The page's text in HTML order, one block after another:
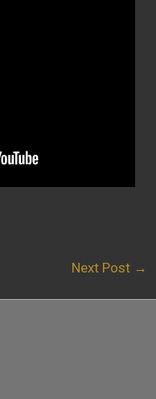
Next Post →